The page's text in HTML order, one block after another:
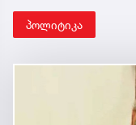
პოლიტიკა